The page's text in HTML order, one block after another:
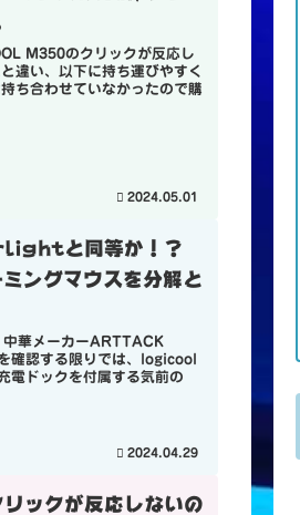
M350のクリックが反応し
違い、以下に持ち運びやすく
ち合わせていなかったので購
2024.05.01
と同等か！？
グマウスを分解と
華メーカーARTTACK
確認する限りでは、logicool
ドックを付属する気前の
2024.04.29
クが反応しないの